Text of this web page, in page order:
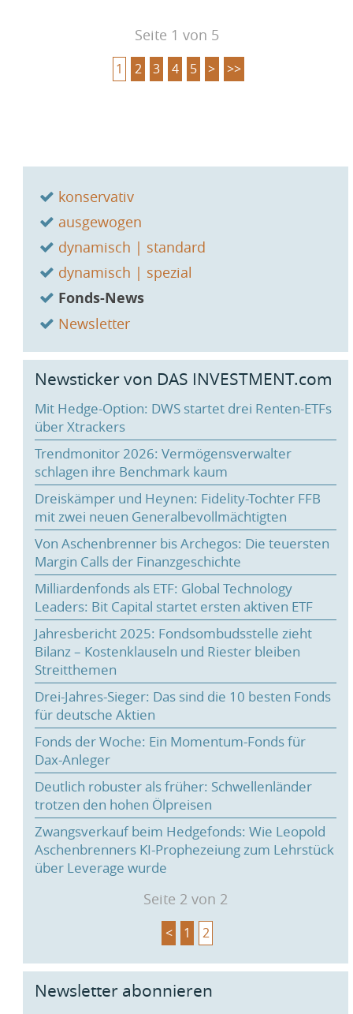
Seite 1 von 5
1 2 3 4 5 > >>
Navigation
konservativ
ausgewogen
dynamisch | standard
dynamisch | spezial
Fonds-News
Newsletter
Newsticker von DAS INVESTMENT.com
Mit Hedge-Option: DWS startet drei Renten-ETFs
über Xtrackers
Trendmonitor 2026: Vermögensverwalter
schlagen ihre Benchmark kaum
Dreiskämper und Heynen: Fidelity-Tochter FFB
mit zwei neuen Generalbevollmächtigten
Von Aschenbrenner bis Archegos: Die teuersten
Margin Calls der Finanzgeschichte
Milliardenfonds als ETF: Global Technology
Leaders: Bit Capital startet ersten aktiven ETF
Jahresbericht 2025: Fondsombudsstelle zieht
Bilanz – Kostenklauseln und Riester bleiben
Streitthemen
Drei-Jahres-Sieger: Das sind die 10 besten Fonds
für deutsche Aktien
Fonds der Woche: Ein Momentum-Fonds für
Dax-Anleger
Deutlich robuster als früher: Schwellenländer
trotzen den hohen Ölpreisen
Zwangsverkauf beim Hedgefonds: Wie Leopold
Aschenbrenners KI-Prophezeiung zum Lehrstück
über Leverage wurde
Seite 2 von 2
< 1 2
Newsletter abonnieren